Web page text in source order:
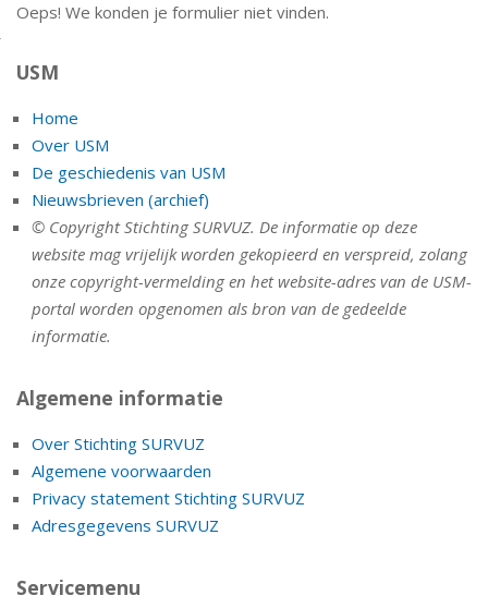
Oeps! We konden je formulier niet vinden.
USM
Home
Over USM
De geschiedenis van USM
Nieuwsbrieven (archief)
© Copyright Stichting SURVUZ. De informatie op deze
website mag vrijelijk worden gekopieerd en verspreid, zolang
onze copyright-vermelding en het website-adres van de USM-
portal worden opgenomen als bron van de gedeelde
informatie.
Algemene informatie
Over Stichting SURVUZ
Algemene voorwaarden
Privacy statement Stichting SURVUZ
Adresgegevens SURVUZ
Servicemenu